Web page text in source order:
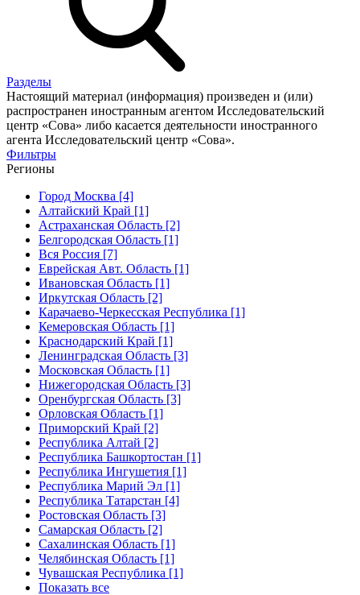
Разделы
Настоящий материал (информация) произведен и (или)
распространен иностранным агентом Исследовательский
центр «Сова» либо касается деятельности иностранного
агента Исследовательский центр «Сова».
Фильтры
Регионы
Город Москва [4]
Алтайский Край [1]
Астраханская Область [2]
Белгородская Область [1]
Вся Россия [7]
Еврейская Авт. Область [1]
Ивановская Область [1]
Иркутская Область [2]
Карачаево-Черкесская Республика [1]
Кемеровская Область [1]
Краснодарский Край [1]
Ленинградская Область [3]
Московская Область [1]
Нижегородская Область [3]
Оренбургская Область [3]
Орловская Область [1]
Приморский Край [2]
Республика Алтай [2]
Республика Башкортостан [1]
Республика Ингушетия [1]
Республика Марий Эл [1]
Республика Татарстан [4]
Ростовская Область [3]
Самарская Область [2]
Сахалинская Область [1]
Челябинская Область [1]
Чувашская Республика [1]
Показать все